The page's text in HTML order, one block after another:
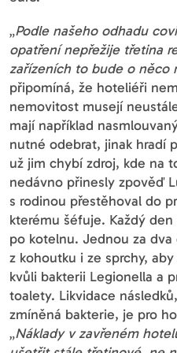
„Podle našeho odhadu
opatření nepřežije třetina
zařízeních to bude o něco
připomíná, že hoteliéři
nemovitost musejí
mají například
nutné odebrat, jinak hradí
už jim chybí zdroj, kde na
nedávno přinesly zpověď
s rodinou přestěhoval do
kterému šéfuje. Každý
po kotelnu. Jednou za
z kohoutku i ze sprchy,
kvůli bakterii Legionella a
toalety. Likvidace
zmíněná bakterie, je pro
„Náklady v zavřeném